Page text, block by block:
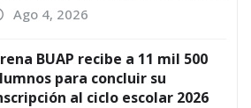
Ago 4, 2026
BUAP recibe a 11 mil 500
para concluir su
al ciclo escolar 2026